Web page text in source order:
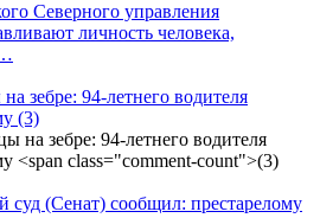
Северного управления
личность человека,
зебре: 94-летнего водителя
(3)
суд (Сенат) сообщил: престарелому